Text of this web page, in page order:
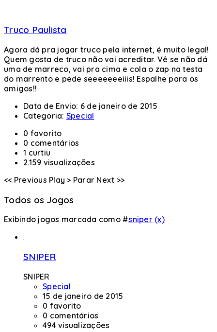
Truco Paulista
Agora dá pra jogar truco pela internet, é muito legal!
Quem gosta de truco não vai acreditar. Vê se não dá
uma de marreco, vai pra cima e cola o zap na testa
do marrento e pede seeeeeeeiiis! Espalhe para os
amigos!!
Data de Envio: 6 de janeiro de 2015
Categoria: Special
0 favorito
0 comentários
1 curtiu
2.159 visualizações
<< Previous Play > Parar Next >>
Todos os Jogos
Exibindo jogos marcada como #sniper (x)
SNIPER
SNIPER
Special
15 de janeiro de 2015
0 favorito
0 comentários
494 visualizações